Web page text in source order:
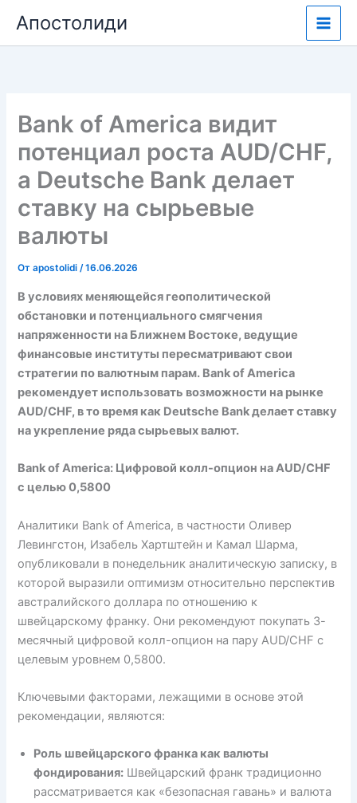
содержимому
Апостолиди
Bank of America видит
потенциал роста AUD/CHF,
а Deutsche Bank делает
ставку на сырьевые
валюты
Отapostolidi/16.06.2026
В условиях меняющейся геополитической
обстановки и потенциального смягчения
напряженности на Ближнем Востоке, ведущие
финансовые институты пересматривают свои
стратегии по валютным парам. Bank of America
рекомендует использовать возможности на рынке
AUD/CHF, в то время как Deutsche Bank делает ставку
на укрепление ряда сырьевых валют.
Bank of America: Цифровой колл-опцион на AUD/CHF
с целью 0,5800
Аналитики Bank of America, в частности Оливер
Левингстон, Изабель Хартштейн и Камал Шарма,
опубликовали в понедельник аналитическую записку, в
которой выразили оптимизм относительно перспектив
австралийского доллара по отношению к
швейцарскому франку. Они рекомендуют покупать 3-
месячный цифровой колл-опцион на пару AUD/CHF с
целевым уровнем 0,5800.
Ключевыми факторами, лежащими в основе этой
рекомендации, являются:
Роль швейцарского франка как валюты
фондирования: Швейцарский франк традиционно
рассматривается как «безопасная гавань» и валюта